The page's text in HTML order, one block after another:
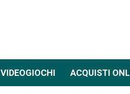
VIDEOGIOCHI ACQUISTI